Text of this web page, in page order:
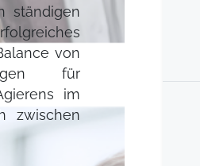
ständigen
von
für
im
zwischen